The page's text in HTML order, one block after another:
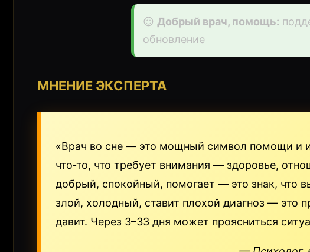
😌 Добрый врач, помощь:
обновление
МНЕНИЕ ЭКСПЕРТА
«Врач во сне — это мощный символ помощи и
что‑то, что требует внимания — здоровье,
добрый, спокойный, помогает — это знак, что
злой, холодный, ставит плохой диагноз — это
давит. Через 3–33 дня может проясниться